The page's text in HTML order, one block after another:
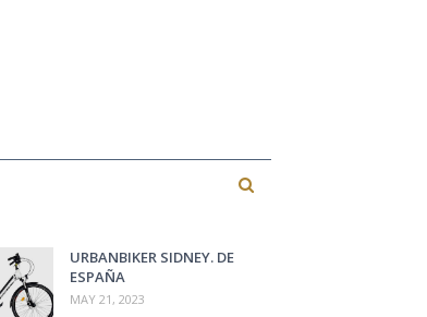
URBANBIKER SIDNEY. DE
ESPAÑA
MAY 21, 2023